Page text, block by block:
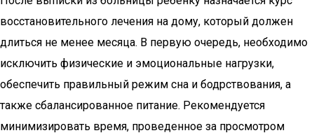
восстановительного лечения на дому, который должен
длиться не менее месяца. В первую очередь, необходимо
исключить физические и эмоциональные нагрузки,
обеспечить правильный режим сна и бодрствования, а
также сбалансированное питание. Рекомендуется
минимизировать время, проведенное за просмотром